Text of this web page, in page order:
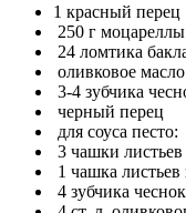
1 красный перец
250 г моцареллы
24 ломтика
оливковое масло
3-4 зубчика
черный перец
для соуса песто:
3 чашки листьев
1 чашка
4 зубчика